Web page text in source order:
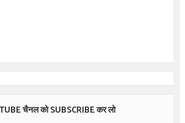
चैनल को SUBSCRIBE कर लो